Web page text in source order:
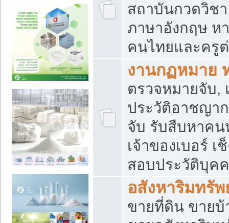
สถาบันกวดวิช
ภาษาอังกฤษ ห
คนไทยและครู
งานกฏหมาย
ตรวจหมายจับ,
ประวัติอาชญา
จับ รับสืบหาคน
เจ้าของเบอร์
สอบประวัติบุค
อสังหาริมทรัพ
ขายที่ดิน ขายบ้